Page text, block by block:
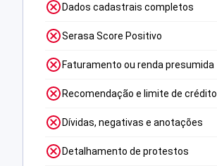
Dados cadastrais completos
Serasa Score Positivo
Faturamento ou renda presumida
Recomendação e limite de crédito
Dívidas, negativas e anotações
Detalhamento de protestos